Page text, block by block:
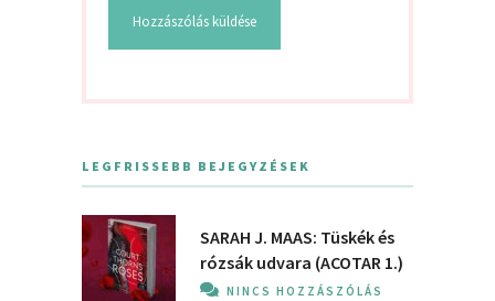
LEGFRISSEBB BEJEGYZÉSEK
SARAH J. MAAS: Tüskék és
rózsák udvara (ACOTAR 1.)
NINCS HOZZÁSZÓLÁS